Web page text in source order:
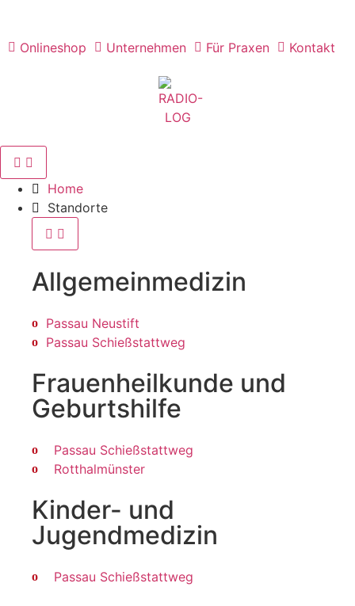
Onlineshop Unternehmen Für Praxen Kontakt
Home
Standorte
Allgemein­medizin
Passau Neustift
Passau Schießstattweg
Frauenheilkunde und
Geburtshilfe
Passau Schießstattweg
Rotthalmünster
Kinder- und
Jugendmedizin
Passau Schießstattweg